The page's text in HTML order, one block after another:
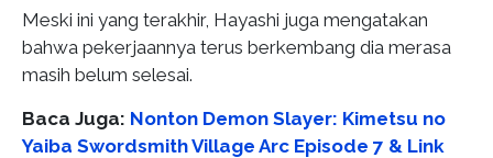
Meski ini yang terakhir, Hayashi juga mengatakan
bahwa pekerjaannya terus berkembang dia merasa
masih belum selesai.
Baca Juga: Nonton Demon Slayer: Kimetsu no
Yaiba Swordsmith Village Arc Episode 7 & Link